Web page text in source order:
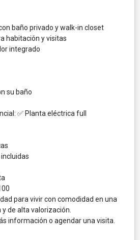
baño privado y walk-in closet
habitación y visitas
integrado
su baño
✅ Planta eléctrica full
para vivir con comodidad en una
de alta valorización.
información o agendar una visita.